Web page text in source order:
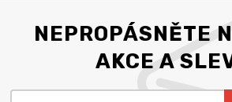
NEPROPÁSNĚTE
AKCE A